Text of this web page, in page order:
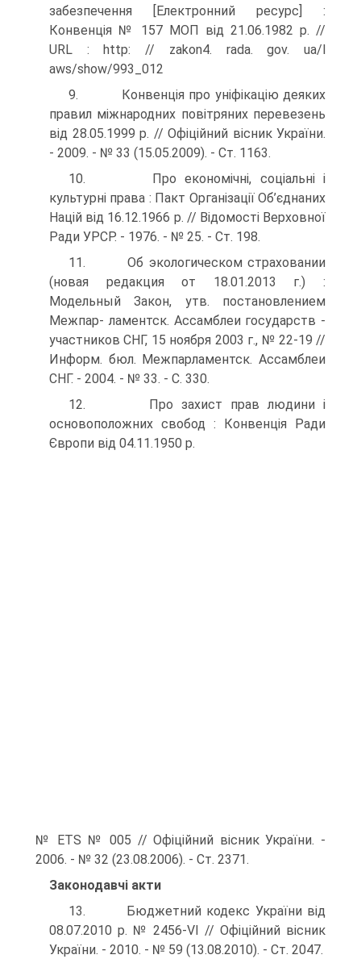
забезпечення [Електронний ресурс] :
Конвенція № 157 МОП від 21.06.1982 р. //
URL : http: // zakon4. rada. gov. ua/l
aws/show/993_012
9. Конвенція про уніфікацію деяких
правил міжнародних повітряних перевезень
від 28.05.1999 р. // Офіційний вісник України.
- 2009. - № 33 (15.05.2009). - Ст. 1163.
10. Про економічні, соціальні і
культурні права : Пакт Організації Об’єднаних
Націй від 16.12.1966 р. // Відомості Верховної
Ради УРСР. - 1976. - № 25. - Ст. 198.
11. Об экологическом страховании
(новая редакция от 18.01.2013 г.) :
Модельный Закон, утв. постановлением
Межпар- ламентск. Ассамблеи государств -
участников СНГ, 15 ноября 2003 г., № 22-19 //
Информ. бюл. Межпарламентск. Ассамблеи
СНГ. - 2004. - № 33. - С. 330.
12. Про захист прав людини і
основоположних свобод : Конвенція Ради
Європи від 04.11.1950 р.
№ ETS № 005 // Офіційний вісник України. -
2006. - № 32 (23.08.2006). - Ст. 2371.
Законодавчі акти
13. Бюджетний кодекс України від
08.07.2010 р. № 2456-VI // Офіційний вісник
України. - 2010. - № 59 (13.08.2010). - Ст. 2047.